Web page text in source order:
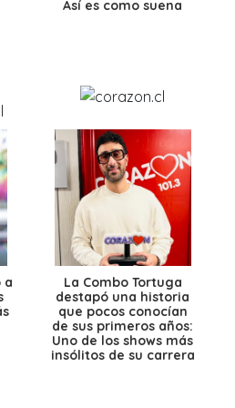
Así es como suena
a
La Combo Tortuga
destapó una historia
que pocos conocían
de sus primeros años:
Uno de los shows más
insólitos de su carrera